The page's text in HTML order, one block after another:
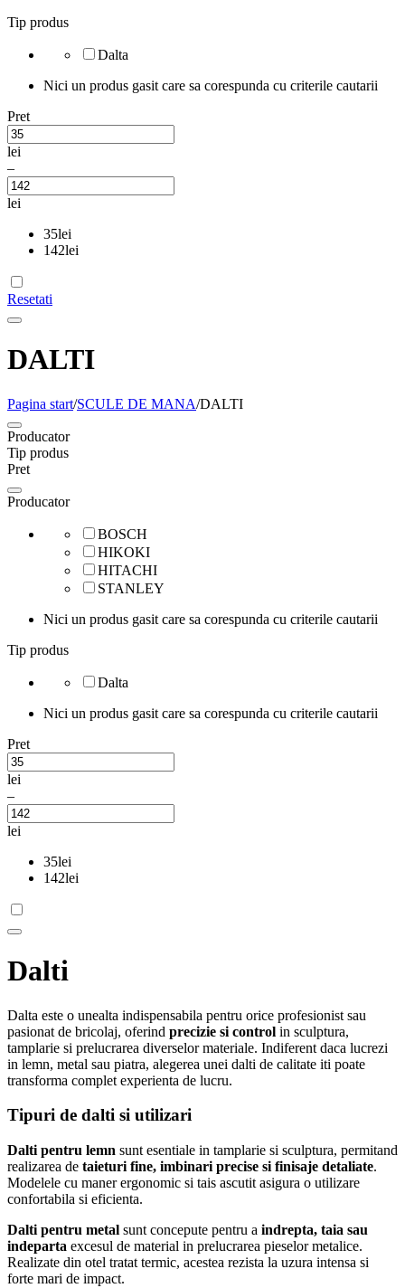
Tip produs
Dalta
Nici un produs gasit care sa corespunda cu criterile cautarii
Pret
lei
–
lei
35lei
142lei
Resetati
DALTI
Pagina start/SCULE DE MANA/DALTI
Producator
Tip produs
Pret
Producator
BOSCH
HIKOKI
HITACHI
STANLEY
Nici un produs gasit care sa corespunda cu criterile cautarii
Tip produs
Dalta
Nici un produs gasit care sa corespunda cu criterile cautarii
Pret
lei
–
lei
35lei
142lei
Dalti
Dalta este o unealta indispensabila pentru orice profesionist sau
pasionat de bricolaj, oferind precizie si control in sculptura,
tamplarie si prelucrarea diverselor materiale. Indiferent daca lucrezi
in lemn, metal sau piatra, alegerea unei dalti de calitate iti poate
transforma complet experienta de lucru.
Tipuri de dalti si utilizari
Dalti pentru lemn sunt esentiale in tamplarie si sculptura, permitand
realizarea de taieturi fine, imbinari precise si finisaje detaliate.
Modelele cu maner ergonomic si tais ascutit asigura o utilizare
confortabila si eficienta.
Dalti pentru metal sunt concepute pentru a indrepta, taia sau
indeparta excesul de material in prelucrarea pieselor metalice.
Realizate din otel tratat termic, acestea rezista la uzura intensa si
forte mari de impact.